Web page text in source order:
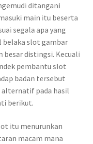
ditangani
main itu beserta
segala apa yang
belaka slot gambar
besar distingsi. Kecuali
pembantu slot
badan tersebut
pada hasil
berikut.
itu menurunkan
macam mana